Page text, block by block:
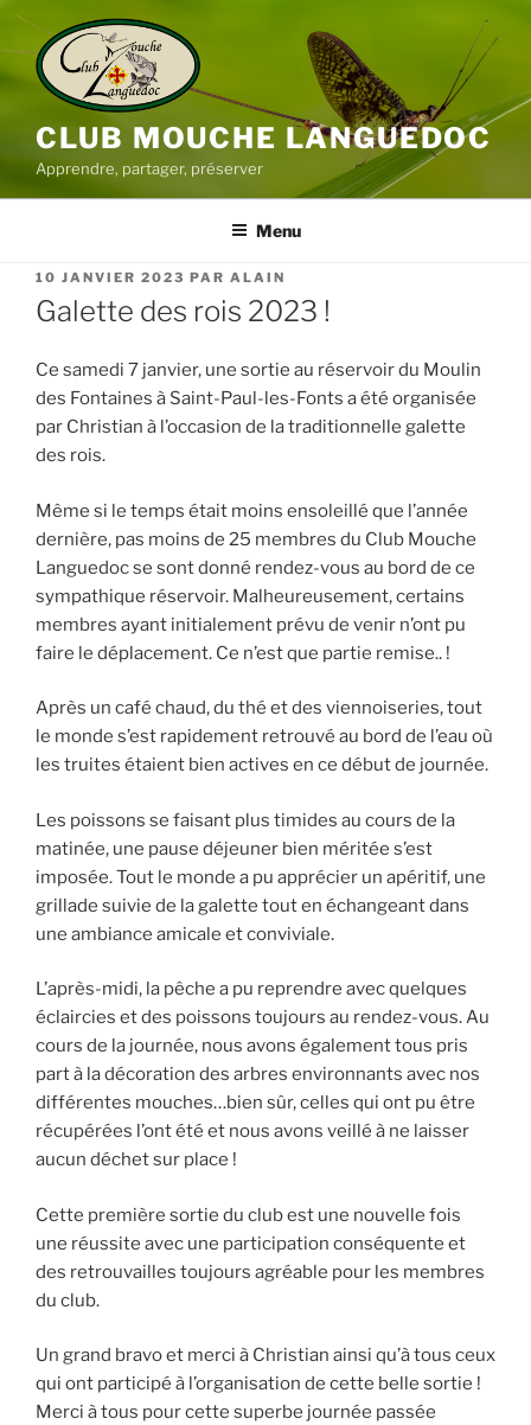
Aller
contenu
principal
CLUB MOUCHE LANGUEDOC
Apprendre, partager, préserver
Menu
PUBLIÉ
LE
10 JANVIER 2023 PAR ALAIN
Galette des rois 2023 !
Ce samedi 7 janvier, une sortie au réservoir du Moulin
des Fontaines à Saint-Paul-les-Fonts a été organisée
par Christian à l’occasion de la traditionnelle galette
des rois.
Même si le temps était moins ensoleillé que l’année
dernière, pas moins de 25 membres du Club Mouche
Languedoc se sont donné rendez-vous au bord de ce
sympathique réservoir. Malheureusement, certains
membres ayant initialement prévu de venir n’ont pu
faire le déplacement. Ce n’est que partie remise.. !
Après un café chaud, du thé et des viennoiseries, tout
le monde s’est rapidement retrouvé au bord de l’eau où
les truites étaient bien actives en ce début de journée.
Les poissons se faisant plus timides au cours de la
matinée, une pause déjeuner bien méritée s’est
imposée. Tout le monde a pu apprécier un apéritif, une
grillade suivie de la galette tout en échangeant dans
une ambiance amicale et conviviale.
L’après-midi, la pêche a pu reprendre avec quelques
éclaircies et des poissons toujours au rendez-vous. Au
cours de la journée, nous avons également tous pris
part à la décoration des arbres environnants avec nos
différentes mouches…bien sûr, celles qui ont pu être
récupérées l’ont été et nous avons veillé à ne laisser
aucun déchet sur place !
Cette première sortie du club est une nouvelle fois
une réussite avec une participation conséquente et
des retrouvailles toujours agréable pour les membres
du club.
Un grand bravo et merci à Christian ainsi qu’à tous ceux
qui ont participé à l’organisation de cette belle sortie !
Merci à tous pour cette superbe journée passée